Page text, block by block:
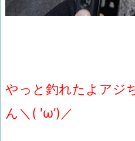
やっと釣れたよアジ
ん＼( 'ω’)／